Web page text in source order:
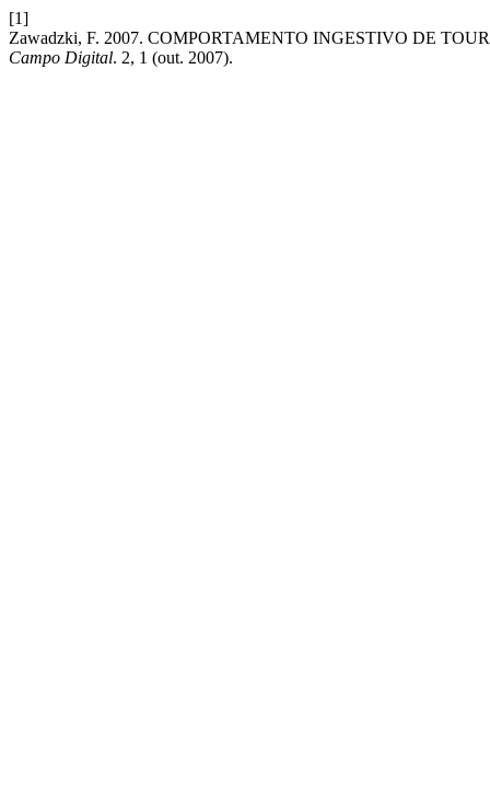
[1]
Zawadzki, F. 2007. COMPORTAMENTO INGESTIVO DE
Campo Digital. 2, 1 (out. 2007).